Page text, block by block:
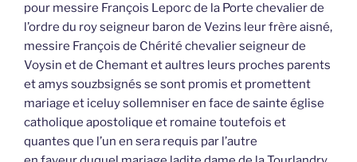
pour messire François Leporc de la Porte chevalier de
l’ordre du roy seigneur baron de Vezins leur frère aisné,
messire François de Chérité chevalier seigneur de
Voysin et de Chemant et aultres leurs proches parents
et amys souzbsignés se sont promis et promettent
mariage et iceluy sollemniser en face de sainte église
catholique apostolique et romaine toutefois et
quantes que l’un en sera requis par l’autre